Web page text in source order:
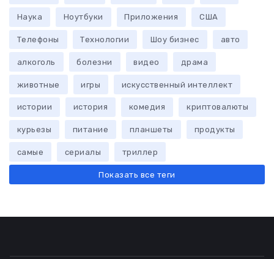
Наука Ноутбуки Приложения США
Телефоны Технологии Шоу бизнес авто
алкоголь болезни видео драма
животные игры искусственный интеллект
истории история комедия криптовалюты
курьезы питание планшеты продукты
самые сериалы триллер
Показать все теги